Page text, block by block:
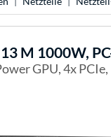
M 1000W,
GPU, 4x